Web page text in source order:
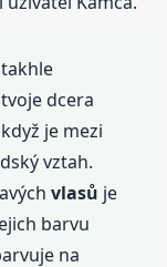
dcera
je mezi
vztah.
vlasů je
barvu
na